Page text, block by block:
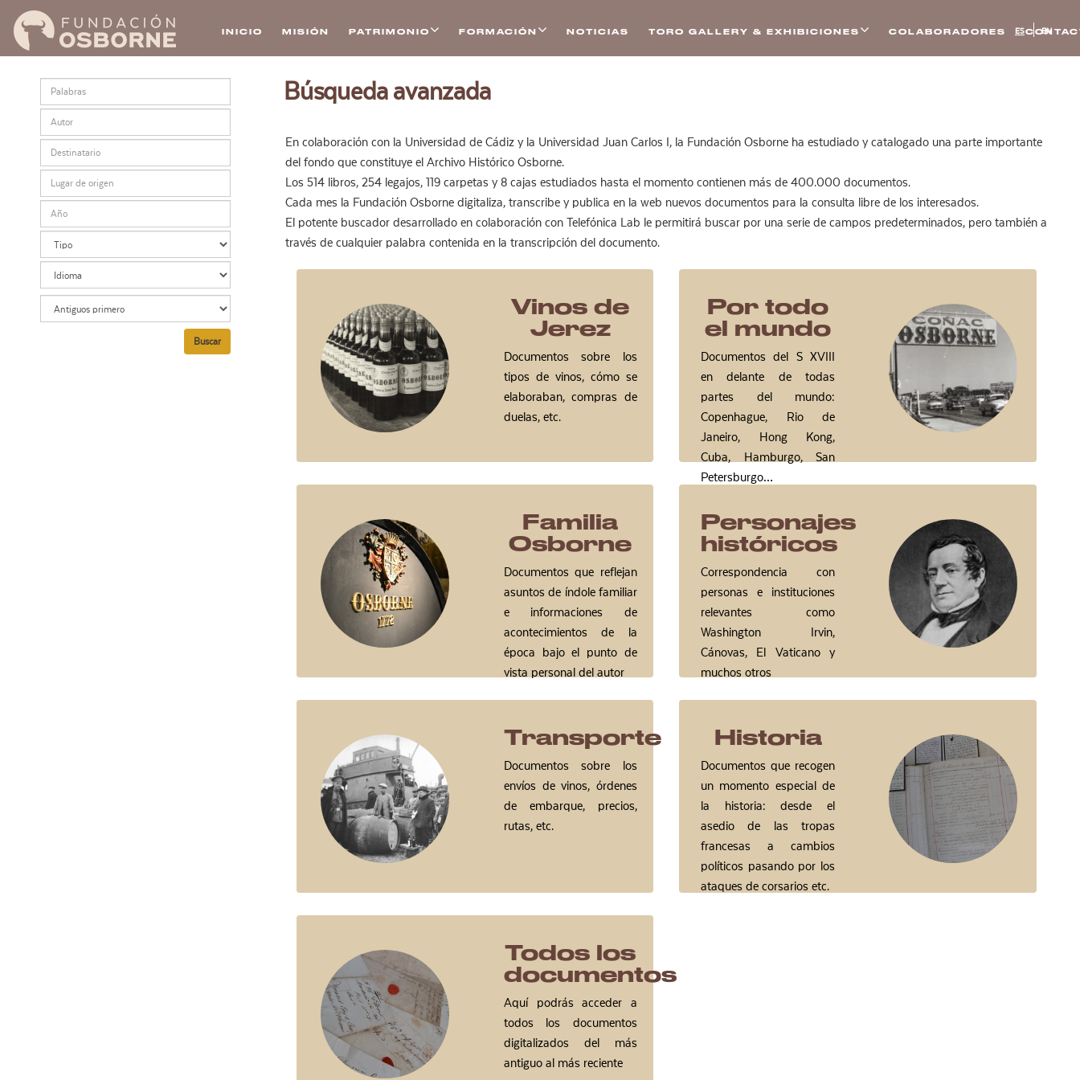
contenido
INICIO MISIÓN PATRIMONIO FORMACIÓN NOTICIAS TORO GALLERY & EXHIBICIONES COLABORADORES ES EN
Buscar
Búsqueda avanzada
En colaboración con la Universidad de Cádiz y la Universidad Juan Carlos I, la Fundación Osborne ha estudiado y catalogado una parte importante
del fondo que constituye el Archivo Histórico Osborne.
Los 514 libros, 254 legajos, 119 carpetas y 8 cajas estudiados hasta el momento contienen más de 400.000 documentos.
Cada mes la Fundación Osborne digitaliza, transcribe y publica en la web nuevos documentos para la consulta libre de los interesados.
El potente buscador desarrollado en colaboración con Telefónica Lab le permitirá buscar por una serie de campos predeterminados, pero también a
través de cualquier palabra contenida en la transcripción del documento.
Vinos de
Jerez
Documentos sobre los
tipos de vinos, cómo se
elaboraban, compras de
duelas, etc.
Por todo
el mundo
Documentos del S XVIII
en delante de todas
partes del mundo:
Copenhague, Rio de
Janeiro, Hong Kong,
Cuba, Hamburgo, San
Petersburgo…
Familia
Osborne
Documentos que reflejan
asuntos de índole familiar
e informaciones de
acontecimientos de la
época bajo el punto de
vista personal del autor
Personajes
históricos
Correspondencia con
personas e instituciones
relevantes como
Washington Irvin,
Cánovas, El Vaticano y
muchos otros
Transporte
Documentos sobre los
envíos de vinos, órdenes
de embarque, precios,
rutas, etc.
Historia
Documentos que recogen
un momento especial de
la historia: desde el
asedio de las tropas
francesas a cambios
políticos pasando por los
ataques de corsarios etc.
Todos los
documentos
Aquí podrás acceder a
todos los documentos
digitalizados del más
antiguo al más reciente